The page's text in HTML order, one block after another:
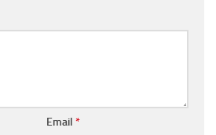
Email *